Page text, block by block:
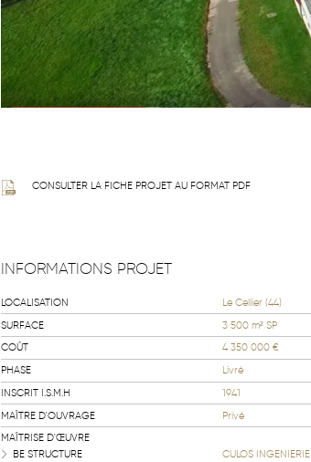
CONSULTER LA FICHE PROJET AU FORMAT PDF
INFORMATIONS PROJET
LOCALISATION
Le Cellier (44)
SURFACE
3 500 m² SP
COÛT
4 350 000 €
PHASE
Livré
INSCRIT I.S.M.H
1941
MAÎTRE D'OUVRAGE
Privé
MAÎTRISE D'ŒUVRE
BE STRUCTURE
CULOS INGENIERIE